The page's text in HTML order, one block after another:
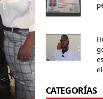
CATEGORÍAS